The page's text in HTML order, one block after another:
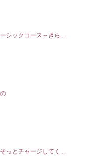
シックコース～きら...
っとチャージしてく...